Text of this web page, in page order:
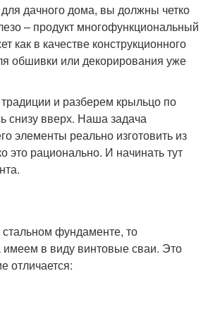
дачного дома, вы должны четко
– продукт многофункциональный
как в качестве конструкционного
обшивки или декорирования уже
и разберем крыльцо по
снизу вверх. Наша задача
элементы реально изготовить из
это рационально. И начинать тут
фундаменте, то
имеем в виду винтовые сваи. Это
отличается: